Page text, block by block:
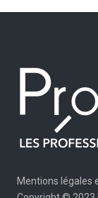
Mentions légales